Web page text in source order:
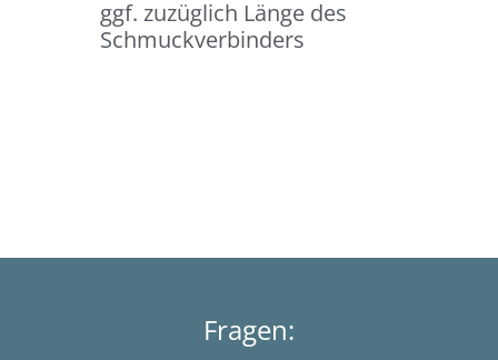
ggf. zuzüglich Länge des
Schmuckverbinders
Fragen: